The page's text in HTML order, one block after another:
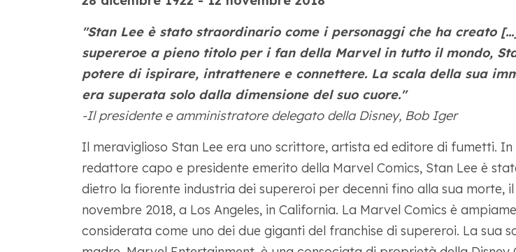
"Stan Lee è stato straordinario come i personaggi che ha creato
supereroe a pieno titolo per i fan della Marvel in tutto il mondo,
potere di ispirare, intrattenere e connettere. La scala della sua
era superata solo dalla dimensione del suo cuore."
-Il presidente e amministratore delegato della Disney, Bob Iger
Il meraviglioso Stan Lee era uno scrittore, artista ed editore di fumetti.
redattore capo e presidente emerito della Marvel Comics, Stan Lee è
dietro la fiorente industria dei supereroi per decenni fino alla sua morte, il
novembre 2018, a Los Angeles, in California. La Marvel Comics è
considerata come uno dei due giganti del franchise di supereroi. La sua